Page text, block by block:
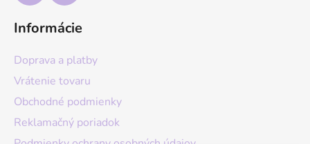
Informácie
Doprava a platby
Vrátenie tovaru
Obchodné podmienky
Reklamačný poriadok